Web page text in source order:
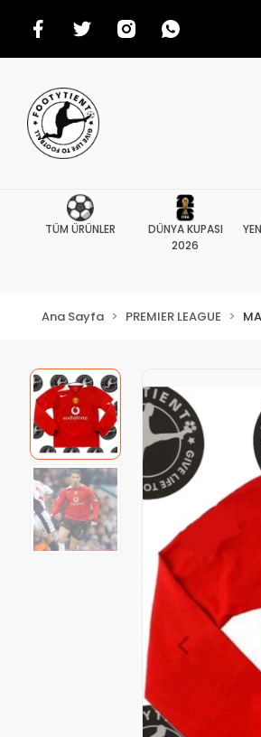
TÜM ÜRÜNLER
DÜNYA KUPASI
2026
Ana Sayfa PREMIER LEAGUE